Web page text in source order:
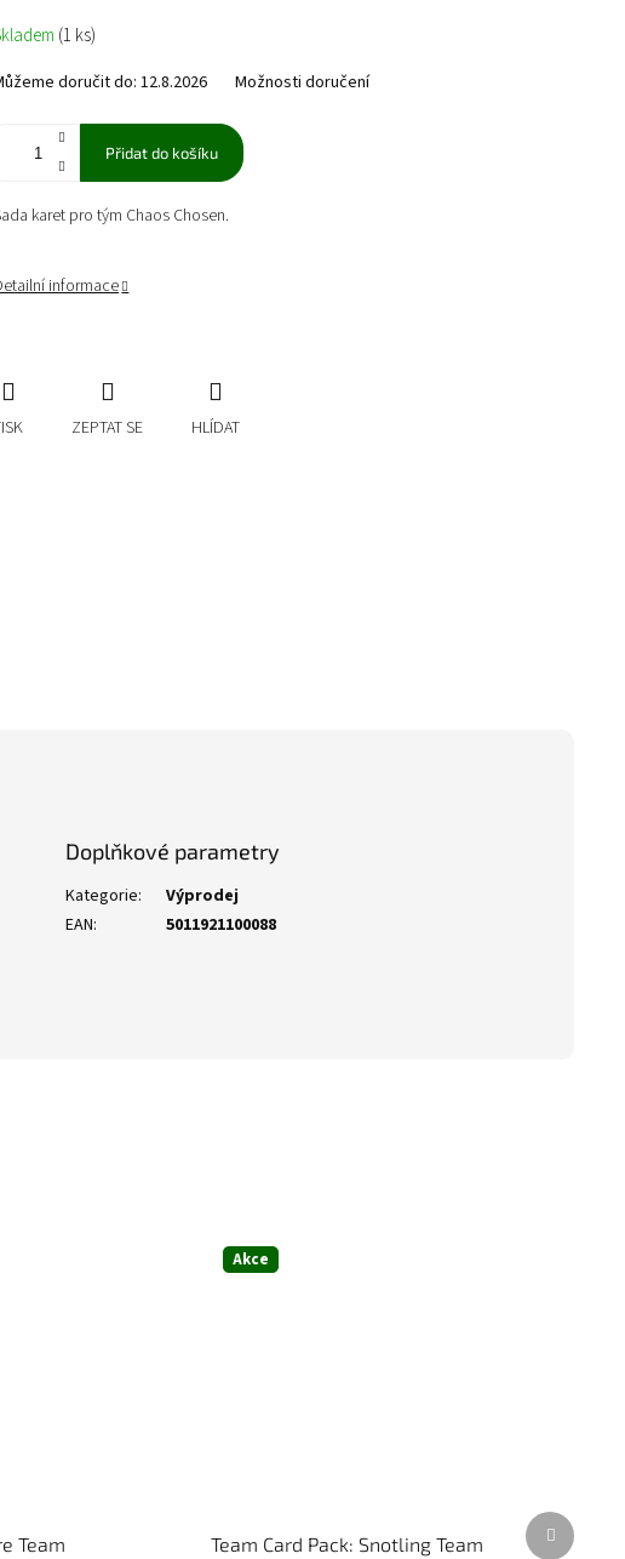
(1 ks)
doručit do:12.8.2026 Možnosti doručení
Přidat do košíku
karet pro tým Chaos Chosen.
informace
ZEPTAT SE HLÍDAT
Team
Akce
Team Card Pack: Snotling Team
Další
produkt
Doplňkové parametry
Kategorie:
Výprodej
EAN: 5011921100088